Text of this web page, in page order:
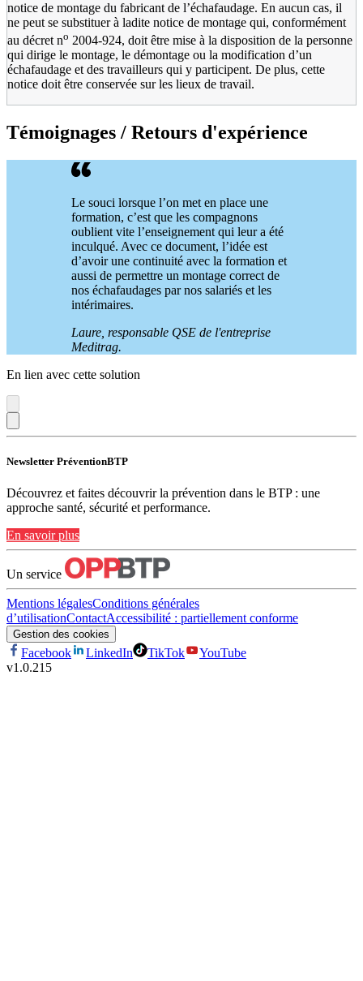
notice de montage du fabricant de l’échafaudage. En aucun cas, il
ne peut se substituer à ladite notice de montage qui, conformément
au décret no 2004-924, doit être mise à la disposition de la personne
qui dirige le montage, le démontage ou la modification d’un
échafaudage et des travailleurs qui y participent. De plus, cette
notice doit être conservée sur les lieux de travail.
Témoignages / Retours d'expérience
Le souci lorsque l’on met en place une
formation, c’est que les compagnons
oublient vite l’enseignement qui leur a été
inculqué. Avec ce document, l’idée est
d’avoir une continuité avec la formation et
aussi de permettre un montage correct de
nos échafaudages par nos salariés et les
intérimaires.
Laure, responsable QSE de l'entreprise
Meditrag.
En lien avec cette solution
Newsletter PréventionBTP
Découvrez et faites découvrir la prévention dans le BTP : une
approche santé, sécurité et performance.
En savoir plus
Un service
Mentions légalesConditions générales
d’utilisationContactAccessibilité : partiellement conforme
Gestion des cookies
Facebook LinkedIn TikTok
YouTube
v1.0.215